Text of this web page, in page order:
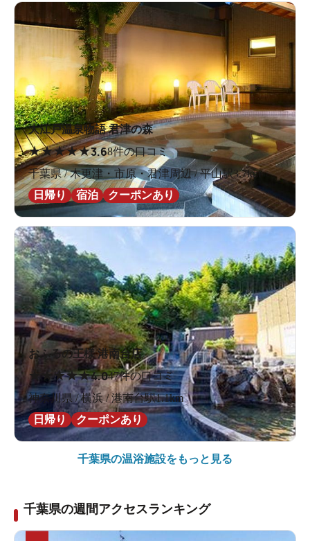
大江戸温泉物語 君津の森
★★★★★3.68件の口コミ
千葉県 / 木更津・市原・君津周辺 / 平山駅3.7km
日帰り
宿泊 クーポンあり
おふろの王様 港南台店
★ ★★★★4.047件の口コミ
神奈川県 / 横浜 / 港南台駅1.1km
日帰り
クーポンあり
千葉県の温浴施設をもっと見る
千葉県の週間アクセスランキング